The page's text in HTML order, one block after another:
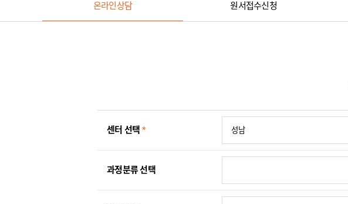
온라인상담 원서접수신청
센터 선택 *
과정분류 선택